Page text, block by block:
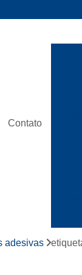
Contato
adesivas